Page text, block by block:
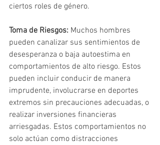
ciertos roles de género.
Toma de Riesgos: Muchos hombres
pueden canalizar sus sentimientos de
desesperanza o baja autoestima en
comportamientos de alto riesgo. Estos
pueden incluir conducir de manera
imprudente, involucrarse en deportes
extremos sin precauciones adecuadas, o
realizar inversiones financieras
arriesgadas. Estos comportamientos no
solo actúan como distracciones